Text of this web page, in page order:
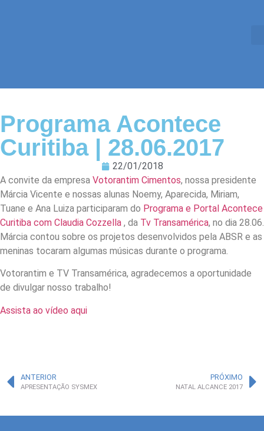
Programa Acontece
Curitiba | 28.06.2017
22/01/2018
A convite da empresa Votorantim Cimentos, nossa presidente
Márcia Vicente e nossas alunas Noemy, Aparecida, Miriam,
Tuane e Ana Luiza participaram do Programa e Portal Acontece
Curitiba com Claudia Cozzella , da Tv Transamérica, no dia 28.06.
Márcia contou sobre os projetos desenvolvidos pela ABSR e as
meninas tocaram algumas músicas durante o programa.
Votorantim e TV Transamérica, agradecemos a oportunidade
de divulgar nosso trabalho!
Assista ao vídeo aqui
ANTERIOR
APRESENTAÇÃO SYSMEX
PRÓXIMO
NATAL ALCANCE 2017